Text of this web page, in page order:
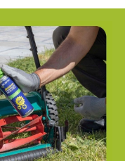
bo
ok
er
e